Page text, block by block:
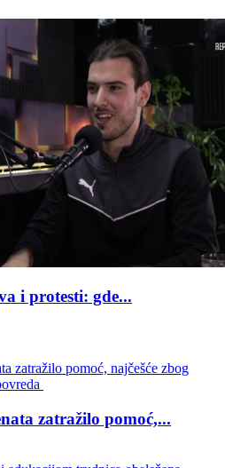
i protesti: gde...
zatražilo pomoć,...